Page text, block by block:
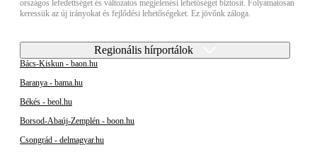
országos lefedettséget és változatos megjelenési lehetőséget biztosít. Folyamatosan
keressük az új irányokat és fejlődési lehetőségeket. Ez jövőnk záloga.
Regionális hírportálok
Bács-Kiskun - baon.hu
Baranya - bama.hu
Békés - beol.hu
Borsod-Abaúj-Zemplén - boon.hu
Csongrád - delmagyar.hu